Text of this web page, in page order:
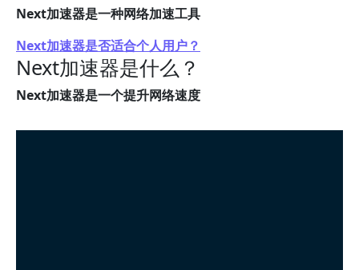
Next加速器是一种网络加速工具
Next加速器是否适合个人用户？
Next加速器是什么？
Next加速器是一个提升网络速度